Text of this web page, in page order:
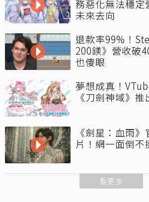
務惡化無法穩定
未來去向
退款率99%！
200鎂》營收破
也傻眼
夢想成真！
《刀劍神域》
《劍星：血雨
片！網一面倒不
看更多